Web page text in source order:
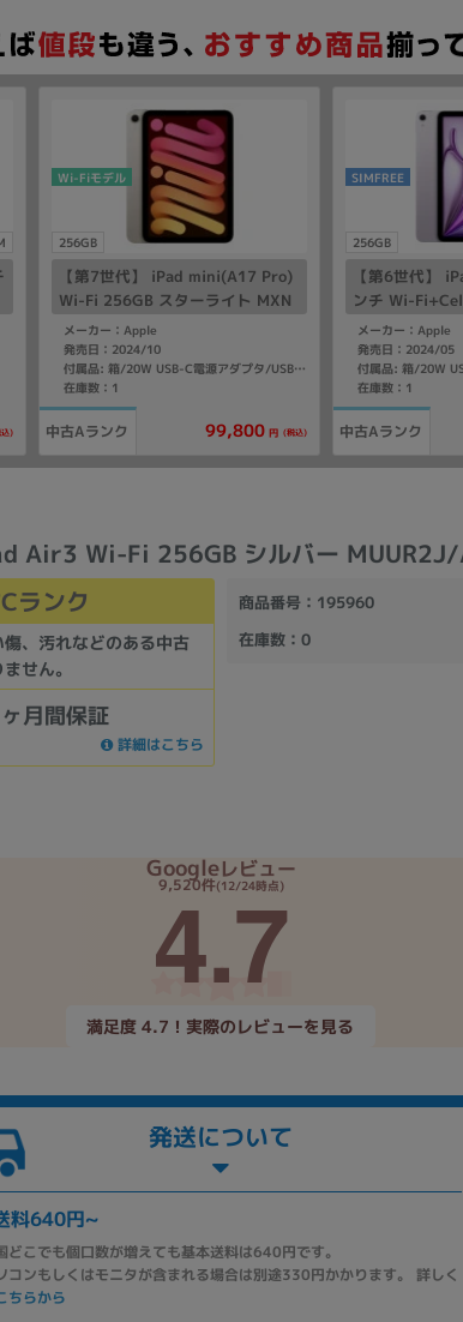
)
256GB
Wi-Fiモデル
【第7世代】 iPad mini(A17 Pro)
Wi-Fi 256GB スターライト MXN
D3J/A A2993
メーカー：Apple
発売日：2024/10
付属品: 箱/20W USB-C電源アダプタ/USB-C充電ケーブル(1m)/マニュアル
在庫数：1
中古Aランク 99,800 円 (税込)
256GB
SIMFREE
【第6世代】
ンチ Wi-
プル MUXL3J/
SIMフリー】
メーカー：Apple
発売日：2024/05
在庫数：1
中古Aランク
Air3 Wi-Fi 256GB シルバー
ランク
、汚れなどのある中古
せん。
月間保証
詳細はこちら
商品番号：195960
在庫数：0
Googleレビュー
9,520件(12/24時点)
4.7
満足度 4.7！実際のレビューを見る
発送について
料640円~
どこでも個口数が増えても基本送料は640円です。
コンもしくはモニタが含まれる場合は別途330円かかります。 詳しく
ちらから